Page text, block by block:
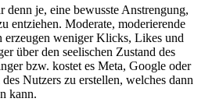
denn je, eine bewusste Anstrengung,
entziehen. Moderate, moderierende
erzeugen weniger Klicks, Likes und
über den seelischen Zustand des
bzw. kostet es Meta, Google oder
Nutzers zu erstellen, welches dann
kann.